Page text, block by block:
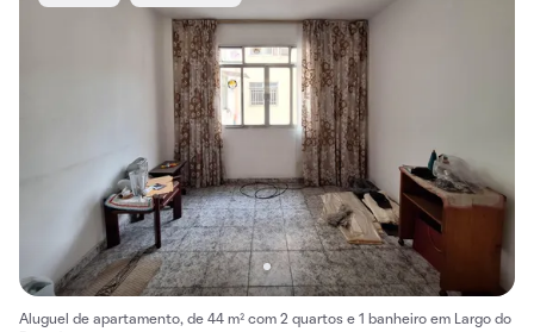
Aluguel de apartamento, de 44 m² com 2 quartos e 1 banheiro em Largo do